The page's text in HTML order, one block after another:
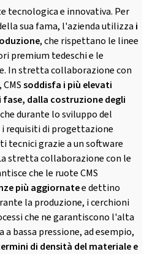
tecnologica e innovativa. Per
sua fama, l'azienda utilizza i
, che rispettano le linee
premium tedeschi e le
In stretta collaborazione con
soddisfa i più elevati
dalla costruzione degli
durante lo sviluppo del
i requisiti di progettazione
tecnici grazie a un software
stretta collaborazione con le
che le ruote CMS
più aggiornatee dettino
la produzione, i cerchioni
che ne garantiscono l'alta
bassa pressione, ad esempio,
di densità del materiale e